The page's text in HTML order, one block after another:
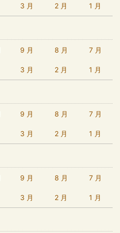
3 月 2 月 1 月
9 月 8 月 7 月
3 月 2 月 1 月
9 月 8 月 7 月
3 月 2 月 1 月
9 月 8 月 7 月
3 月 2 月 1 月